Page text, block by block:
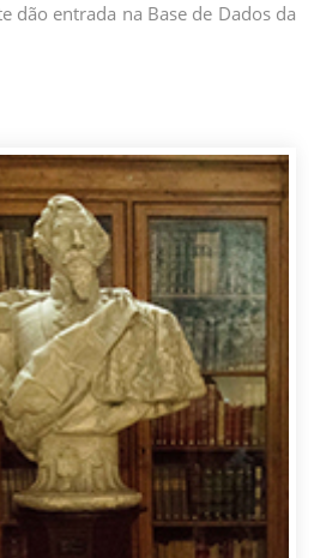
dão entrada na Base de Dados da